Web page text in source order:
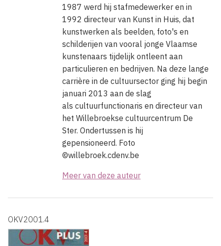
1987 werd hij stafmedewerker en in
1992 directeur van Kunst in Huis, dat
kunstwerken als beelden, foto's en
schilderijen van vooral jonge Vlaamse
kunstenaars tijdelijk ontleent aan
particulieren en bedrijven. Na deze lange
carrière in de cultuursector ging hij begin
januari 2013 aan de slag
als cultuurfunctionaris en directeur van
het Willebroekse cultuurcentrum De
Ster. Ondertussen is hij
gepensioneerd. Foto
©willebroek.cdenv.be
Meer van deze auteur
OKV2001.4